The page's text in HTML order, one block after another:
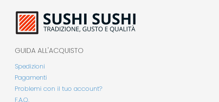
GUIDA ALL'ACQUISTO
Spedizioni
Pagamenti
Problemi con il tuo account?
F.A.Q.